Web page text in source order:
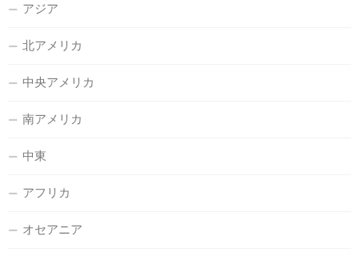
アジア
北アメリカ
中央アメリカ
南アメリカ
中東
アフリカ
オセアニア